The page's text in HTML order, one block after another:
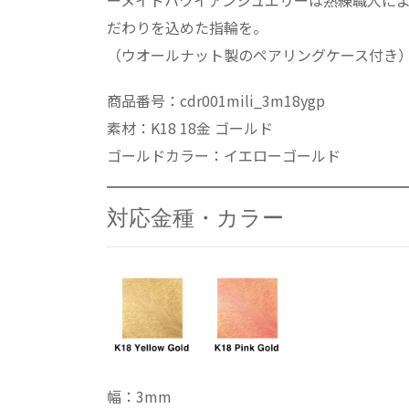
だわりを込めた指輪を。
（ウオールナット製のペアリングケース付き）
商品番号：cdr001mili_3m18ygp
素材：K18 18金 ゴールド
ゴールドカラー：イエローゴールド
対応金種・カラー
幅：3mm